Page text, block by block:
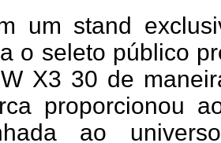
um stand
o seleto público
X3 30 de
proporcionou
ao